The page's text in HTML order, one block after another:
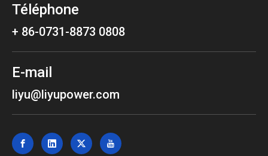
Téléphone
+ 86-0731-8873 0808
E-mail
liyu@liyupower.com